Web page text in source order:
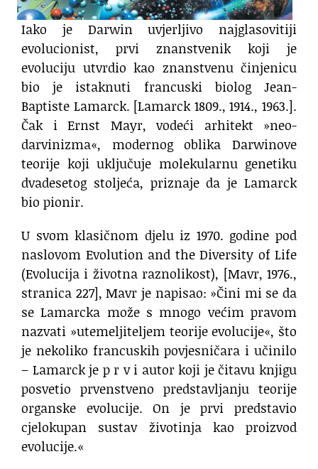
Iako je Darwin uvjerljivo najglasovitiji
evolucionist, prvi znanstvenik koji je
evoluciju utvrdio kao znanstvenu činjenicu
bio je istaknuti francuski biolog Jean-
Baptiste Lamarck. [Lamarck 1809., 1914., 1963.].
Čak i Ernst Mayr, vodeći arhitekt »neo-
darvinizma«, modernog oblika Darwinove
teorije koji uključuje molekularnu genetiku
dvadesetog stoljeća, priznaje da je Lamarck
bio pionir.
U svom klasičnom djelu iz 1970. godine pod
naslovom Evolution and the Diversity of Life
(Evolucija i životna raznolikost), [Mavr, 1976.,
stranica 227], Mavr je napisao: »Čini mi se da
se Lamarcka može s mnogo većim pravom
nazvati »utemeljiteljem teorije evolucije«, što
je nekoliko francuskih povjesničara i učinilo
– Lamarck je p r v i autor koji je čitavu knjigu
posvetio prvenstveno predstavljanju teorije
organske evolucije. On je prvi predstavio
cjelokupan sustav životinja kao proizvod
evolucije.«